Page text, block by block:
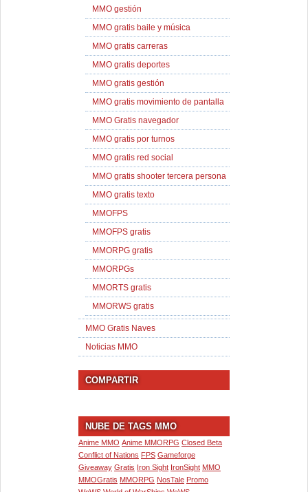
MMO gestión
MMO gratis baile y música
MMO gratis carreras
MMO gratis deportes
MMO gratis gestión
MMO gratis movimiento de pantalla
MMO Gratis navegador
MMO gratis por turnos
MMO gratis red social
MMO gratis shooter tercera persona
MMO gratis texto
MMOFPS
MMOFPS gratis
MMORPG gratis
MMORPGs
MMORTS gratis
MMORWS gratis
MMO Gratis Naves
Noticias MMO
COMPARTIR
NUBE DE TAGS MMO
Anime MMO Anime MMORPG Closed Beta
Conflict of Nations FPS Gameforge
Giveaway Gratis Iron Sight IronSight MMO
MMOGratis MMORPG NosTale Promo